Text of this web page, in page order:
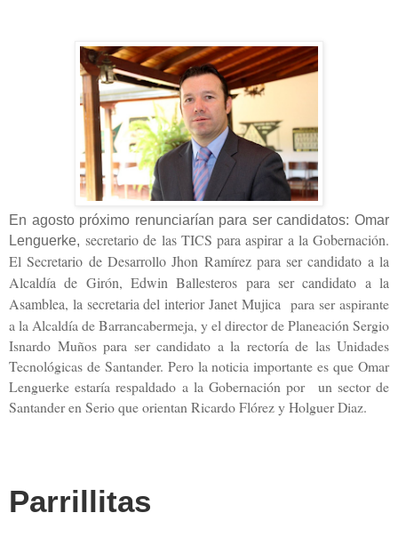
En agosto próximo renunciarían para ser candidatos: Omar
Lenguerke, secretario de las TICS para aspirar a la Gobernación.
El Secretario de Desarrollo Jhon Ramírez para ser candidato a la
Alcaldía de Girón, Edwin Ballesteros para ser candidato a la
Asamblea, la secretaria del interior Janet Mujica para ser aspirante
a la Alcaldía de Barrancabermeja, y el director de Planeación Sergio
Isnardo Muños para ser candidato a la rectoría de las Unidades
Tecnológicas de Santander. Pero la noticia importante es que Omar
Lenguerke estaría respaldado a la Gobernación por un sector de
Santander en Serio que orientan Ricardo Flórez y Holguer Diaz.
Parrillitas